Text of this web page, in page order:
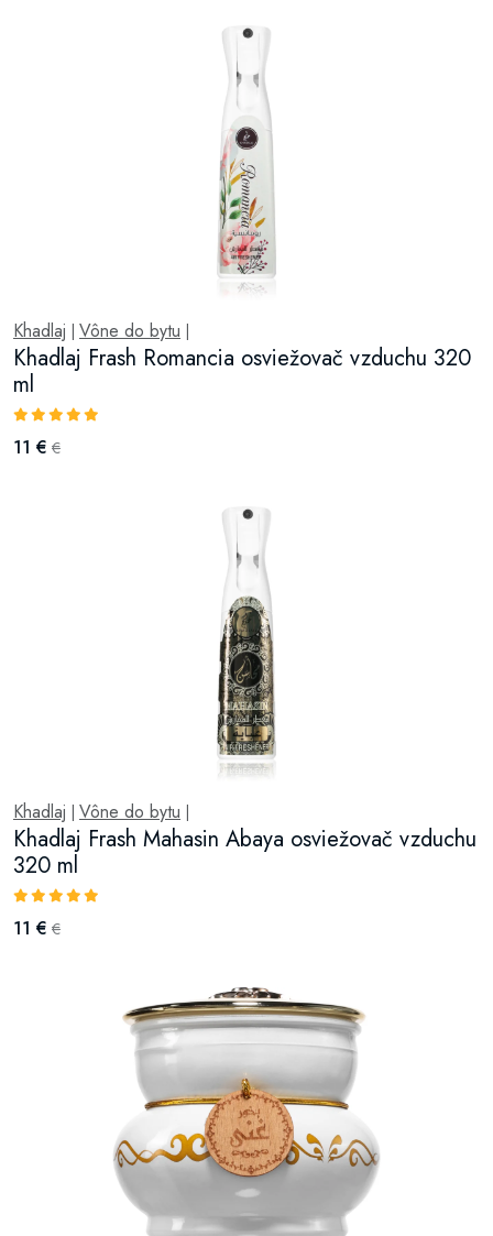
Khadlaj Vône do bytu
Khadlaj Frash Romancia osviežovač vzduchu 320
ml
11 € €
Khadlaj Vône do bytu
Khadlaj Frash Mahasin Abaya osviežovač vzduchu
320 ml
11 € €